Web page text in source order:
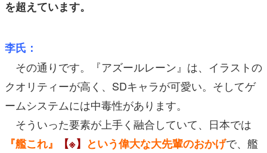
を超えています。
李氏：
その通りです。『アズールレーン』は、イラストの
クオリティーが高く、SDキャラが可愛い。そしてゲ
ームシステムには中毒性があります。
そういった要素が上手く融合していて、日本では
『艦これ』
【※】 という偉大な大先輩のおかげで、艦